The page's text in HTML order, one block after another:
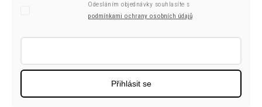
Odesláním objednávky souhlasíte s
podmínkami ochrany osobních údajů
Přihlásit se